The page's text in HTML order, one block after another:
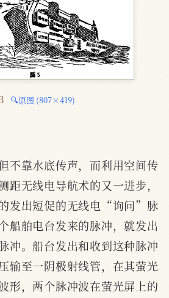
🔍原图 (807×419)
不靠水底传声，而利用空间传
距无线电导航术的又一进步，
发出短促的无线电“询问”脉
船舶电台发来的脉冲，就发出
。船台发出和收到这种脉冲
输至一阴极射线管，在其萤光
形，两个脉冲波在萤光屏上的